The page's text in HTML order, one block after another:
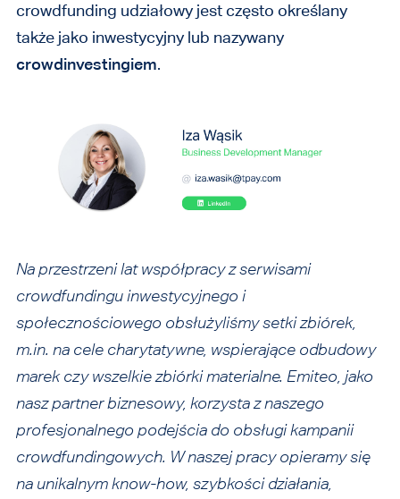
crowdfunding udziałowy jest często określany
także jako inwestycyjny lub nazywany
crowdinvestingiem.
Na przestrzeni lat współpracy z serwisami
crowdfundingu inwestycyjnego i
społecznościowego obsłużyliśmy setki zbiórek,
m.in. na cele charytatywne, wspierające odbudowy
marek czy wszelkie zbiórki materialne. Emiteo, jako
nasz partner biznesowy, korzysta z naszego
profesjonalnego podejścia do obsługi kampanii
crowdfundingowych. W naszej pracy opieramy się
na unikalnym know-how, szybkości działania,